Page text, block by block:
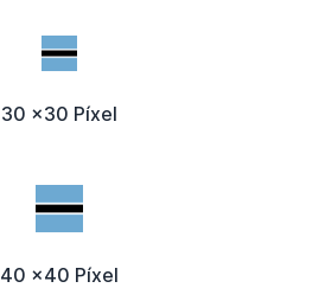
30 x30 Píxel
40 x40 Píxel